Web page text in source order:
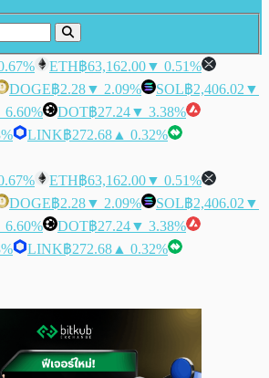
ETH฿63,162.00▼ 0.51%
DOGE฿2.28▼ 2.09% SOL฿2,406.02 ▼
6.60% DOT฿27.24▼ 3.38%
LINK฿272.68 ▲ 0.32%
ETH฿63,162.00▼ 0.51%
DOGE฿2.28▼ 2.09% SOL฿2,406.02 ▼
6.60% DOT฿27.24▼ 3.38%
LINK฿272.68 ▲ 0.32%